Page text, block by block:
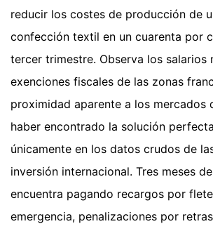
reducir los costes de producción de
confección textil en un cuarenta por
tercer trimestre. Observa los salarios
exenciones fiscales de las zonas
proximidad aparente a los mercados
haber encontrado la solución
únicamente en los datos crudos de
inversión internacional. Tres meses
encuentra pagando recargos por
emergencia, penalizaciones por